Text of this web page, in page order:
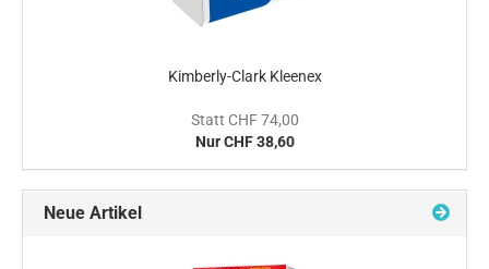
Kimberly-Clark Kleenex
Statt CHF 74,00
Nur CHF 38,60
Neue Artikel